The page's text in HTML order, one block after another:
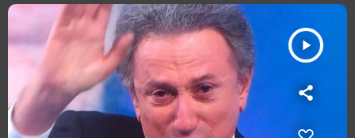
play_arrow